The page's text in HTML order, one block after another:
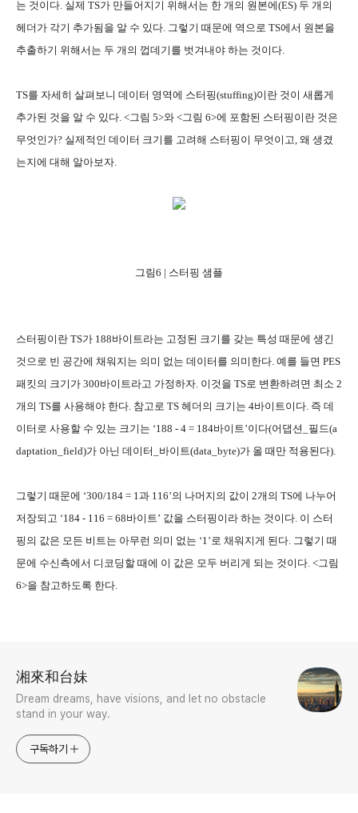
는 것이다. 실제 TS가 만들어지기 위해서는 한 개의 원본에(ES) 두 개의
헤더가 각기 추가됨을 알 수 있다. 그렇기 때문에 역으로 TS에서 원본을
추출하기 위해서는 두 개의 껍데기를 벗겨내야 하는 것이다.
TS를 자세히 살펴보니 데이터 영역에 스터핑(stuffing)이란 것이 새롭게
추가된 것을 알 수 있다. <그림 5>와 <그림 6>에 포함된 스터핑이란 것은
무엇인가? 실제적인 데이터 크기를 고려해 스터핑이 무엇이고, 왜 생겼
는지에 대해 알아보자.
그림6 | 스터핑 샘플
스터핑이란 TS가 188바이트라는 고정된 크기를 갖는 특성 때문에 생긴
것으로 빈 공간에 채워지는 의미 없는 데이터를 의미한다. 예를 들면 PES
패킷의 크기가 300바이트라고 가정하자. 이것을 TS로 변환하려면 최소 2
개의 TS를 사용해야 한다. 참고로 TS 헤더의 크기는 4바이트이다. 즉 데
이터로 사용할 수 있는 크기는 ‘188 - 4 = 184바이트’이다(어댑션_필드(a
daptation_field)가 아닌 데이터_바이트(data_byte)가 올 때만 적용된다).
그렇기 때문에 ‘300/184 = 1과 116’의 나머지의 값이 2개의 TS에 나누어
저장되고 ‘184 - 116 = 68바이트’ 값을 스터핑이라 하는 것이다. 이 스터
핑의 값은 모든 비트는 아무런 의미 없는 ‘1’로 채워지게 된다. 그렇기 때
문에 수신측에서 디코딩할 때에 이 값은 모두 버리게 되는 것이다. <그림
6>을 참고하도록 한다.
湘來和台妹
Dream dreams, have visions, and let no obstacle
stand in your way.
구독하기